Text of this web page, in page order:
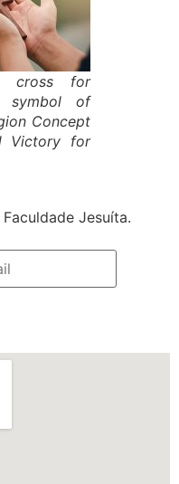
cross for
of
Concept
Victory for
Jesuíta.